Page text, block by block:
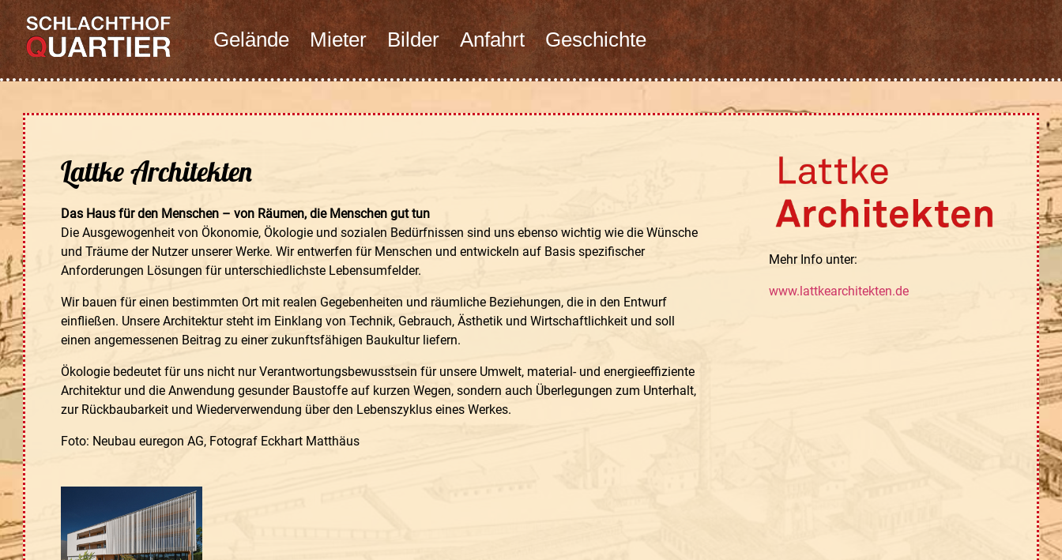
Gelände Mieter Bilder Anfahrt Geschichte
Lattke Architekten
Das Haus für den Menschen – von Räumen, die Menschen gut tun
Die Ausgewogenheit von Ökonomie, Ökologie und sozialen Bedürfnissen sind uns ebenso wichtig wie die Wünsche
und Träume der Nutzer unserer Werke. Wir entwerfen für Menschen und entwickeln auf Basis spezifischer
Anforderungen Lösungen für unterschiedlichste Lebensumfelder.
Wir bauen für einen bestimmten Ort mit realen Gegebenheiten und räumliche Beziehungen, die in den Entwurf
einfließen. Unsere Architektur steht im Einklang von Technik, Gebrauch, Ästhetik und Wirtschaftlichkeit und soll
einen angemessenen Beitrag zu einer zukunftsfähigen Baukultur liefern.
Ökologie bedeutet für uns nicht nur Verantwortungsbewusstsein für unsere Umwelt, material- und energieeffiziente
Architektur und die Anwendung gesunder Baustoffe auf kurzen Wegen, sondern auch Überlegungen zum Unterhalt,
zur Rückbaubarkeit und Wiederverwendung über den Lebenszyklus eines Werkes.
Foto: Neubau euregon AG, Fotograf Eckhart Matthäus
Mehr Info unter:
www.lattkearchitekten.de